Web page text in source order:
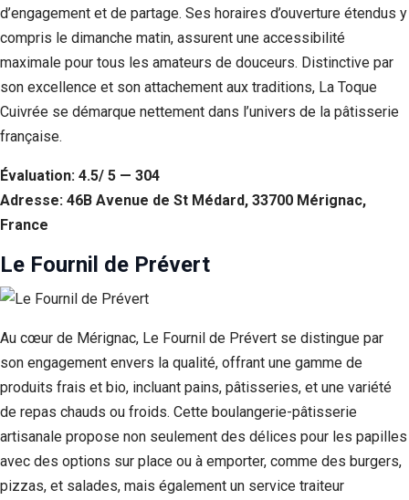
d’engagement et de partage. Ses horaires d’ouverture étendus y
compris le dimanche matin, assurent une accessibilité
maximale pour tous les amateurs de douceurs. Distinctive par
son excellence et son attachement aux traditions, La Toque
Cuivrée se démarque nettement dans l’univers de la pâtisserie
française.
Évaluation: 4.5/ 5 — 304
Adresse: 46B Avenue de St Médard, 33700 Mérignac,
France
Le Fournil de Prévert
Au cœur de Mérignac, Le Fournil de Prévert se distingue par
son engagement envers la qualité, offrant une gamme de
produits frais et bio, incluant pains, pâtisseries, et une variété
de repas chauds ou froids. Cette boulangerie-pâtisserie
artisanale propose non seulement des délices pour les papilles
avec des options sur place ou à emporter, comme des burgers,
pizzas, et salades, mais également un service traiteur